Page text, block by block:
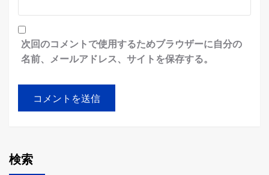
次回のコメントで使用するためブラウザーに自分の
名前、メールアドレス、サイトを保存する。
検索